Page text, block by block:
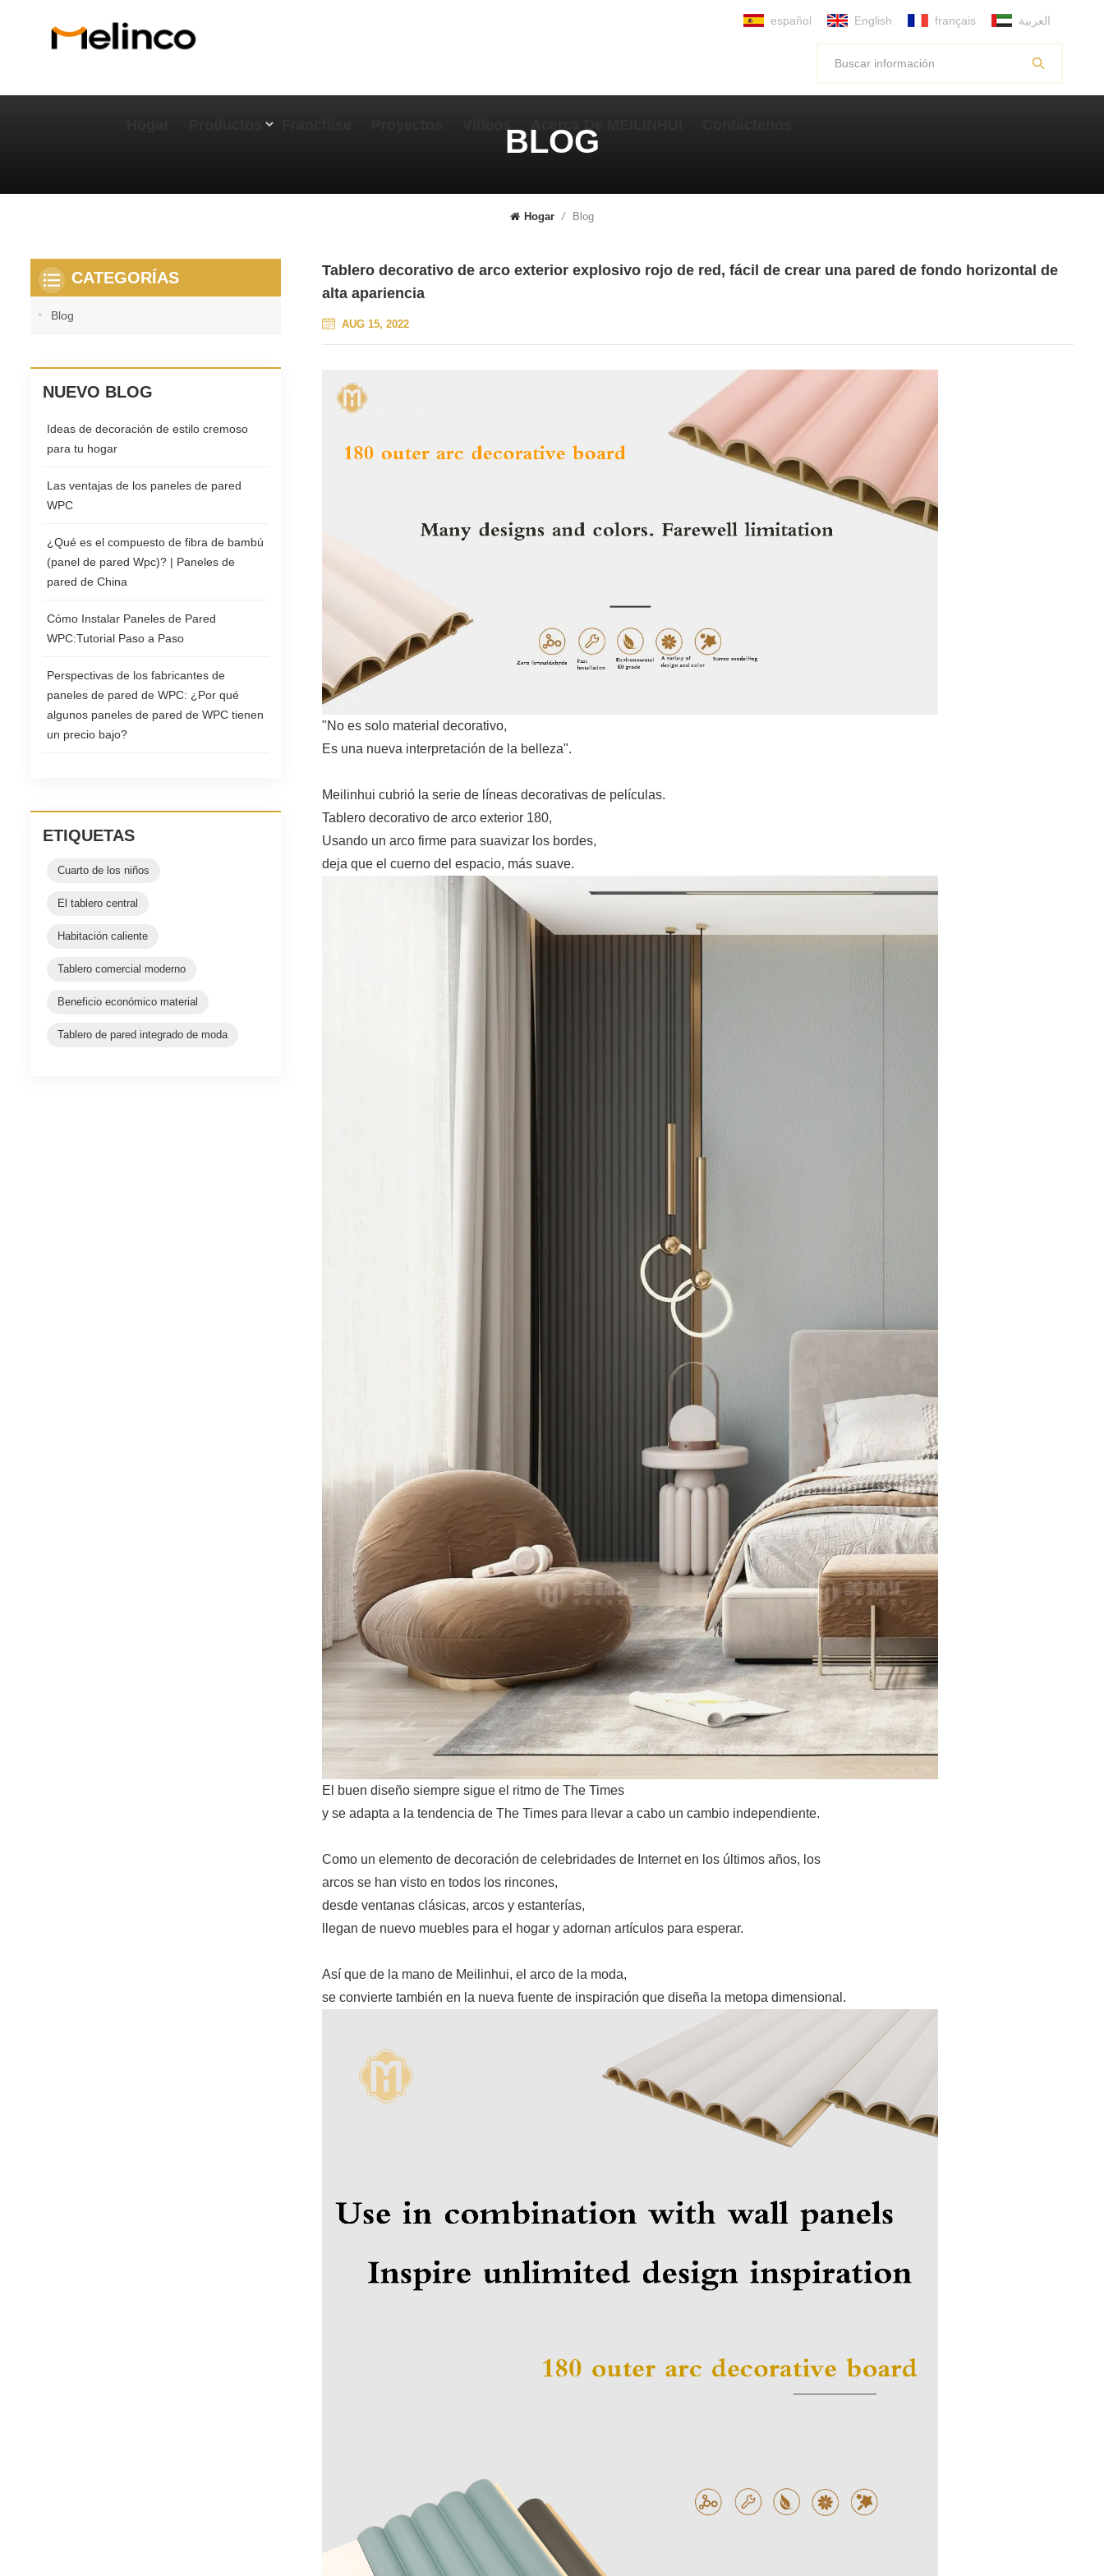
español English français العربية
BLOG
Hogar / Blog
Tablero decorativo de arco exterior explosivo rojo de red, fácil de crear una pared de fondo horizontal de
alta apariencia
AUG 15, 2022
"No es solo material decorativo,
Es una nueva interpretación de la belleza".
Meilinhui cubrió la serie de líneas decorativas de películas.
Tablero decorativo de arco exterior 180,
Usando un arco firme para suavizar los bordes,
deja que el cuerno del espacio, más suave.
El buen diseño siempre sigue el ritmo de The Times
y se adapta a la tendencia de The Times para llevar a cabo un cambio independiente.
Como un elemento de decoración de celebridades de Internet en los últimos años, los
arcos se han visto en todos los rincones,
desde ventanas clásicas, arcos y estanterías,
llegan de nuevo muebles para el hogar y adornan artículos para esperar.
Así que de la mano de Meilinhui, el arco de la moda,
se convierte también en la nueva fuente de inspiración que diseña la metopa dimensional.
CATEGORÍAS
Blog
NUEVO BLOG
Ideas de decoración de estilo cremoso
para tu hogar
Las ventajas de los paneles de pared
WPC
¿Qué es el compuesto de fibra de bambú
(panel de pared Wpc)? | Paneles de
pared de China
Cómo Instalar Paneles de Pared
WPC:Tutorial Paso a Paso
Perspectivas de los fabricantes de
paneles de pared de WPC: ¿Por qué
algunos paneles de pared de WPC tienen
un precio bajo?
ETIQUETAS
Cuarto de los niños
El tablero central
Habitación caliente
Tablero comercial moderno
Beneficio económico material
Tablero de pared integrado de moda